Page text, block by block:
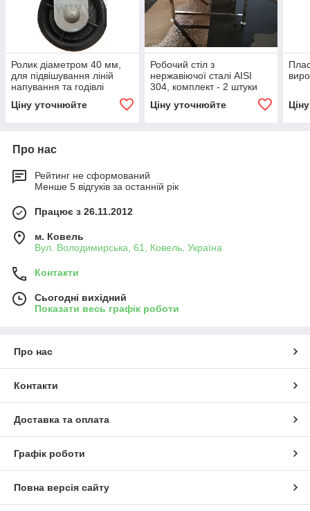
Ролик діаметром 40 мм,
для підвішування ліній
напування та годівлі
Ціну уточнюйте
Робочий стіл з
нержавіючої сталі AISI
304, комплект - 2 штуки
Ціну уточнюйте
Про нас
Рейтинг не сформований
Менше 5 відгуків за останній рік
Працює з 26.11.2012
м. Ковель
Вул. Володимирська, 61, Ковель, Україна
Контакти
Сьогодні вихідний
Показати весь графік роботи
Про нас
Контакти
Доставка та оплата
Графік роботи
Повна версія сайту